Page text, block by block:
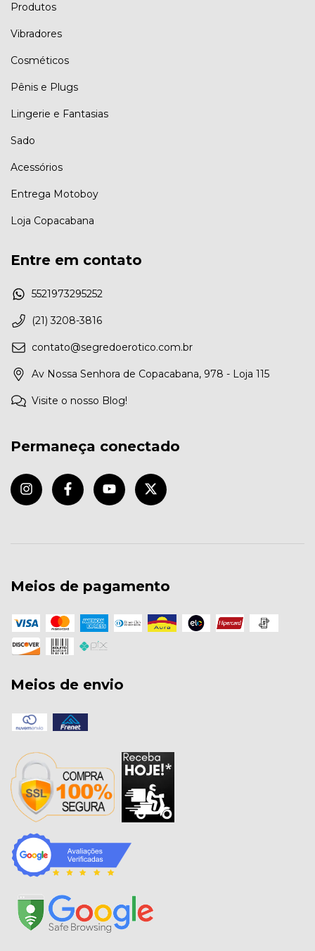
Produtos
Vibradores
Cosméticos
Pênis e Plugs
Lingerie e Fantasias
Sado
Acessórios
Entrega Motoboy
Loja Copacabana
Entre em contato
5521973295252
(21) 3208-3816
contato@segredoerotico.com.br
Av Nossa Senhora de Copacabana, 978 - Loja 115
Visite o nosso Blog!
Permaneça conectado
Meios de pagamento
Meios de envio